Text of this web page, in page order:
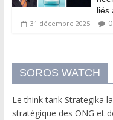
liés
31 décembre 2025 0
SOROS WATCH
Le think tank Strategika
stratégique des ONG et